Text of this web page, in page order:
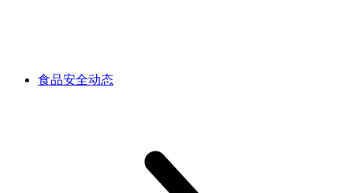
食品安全动态